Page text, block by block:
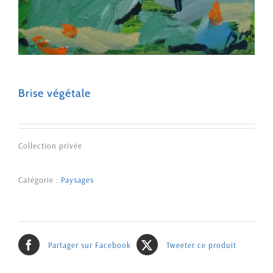
Brise végétale
Collection privée
Catégorie : Paysages
Partager sur Facebook Tweeter ce produit